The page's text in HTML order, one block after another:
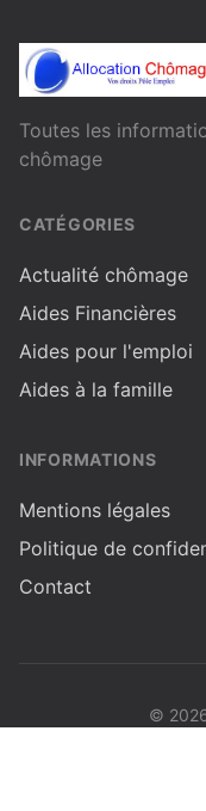
Toutes les
chômage
CATÉGORIES
Actualité chômage
Aides Financières
Aides pour l'emploi
Aides à la famille
INFORMATIONS
Mentions légales
Politique de
Contact
©